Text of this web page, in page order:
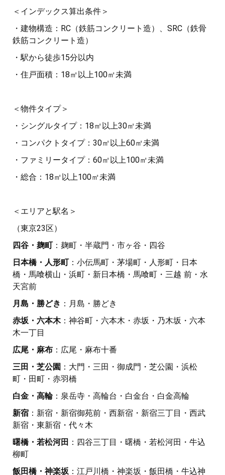
＜インデックス算出条件＞
・建物構造：RC（鉄筋コンクリート造）、SRC（鉄骨
鉄筋コンクリート造）
・駅から徒歩15分以内
・住戸面積：18㎡以上100㎡未満
＜物件タイプ＞
・シングルタイプ：18㎡以上30㎡未満
・コンパクトタイプ：30㎡以上60㎡未満
・ファミリータイプ：60㎡以上100㎡未満
・総合：18㎡以上100㎡未満
＜エリアと駅名＞
（東京23区）
四谷・麹町：麹町・半蔵門・市ヶ谷・四谷
日本橋・人形町：小伝馬町・茅場町・人形町・日本
橋・馬喰横山・浜町・新日本橋・馬喰町・三越 前・水
天宮前
月島・勝どき ：月島・勝どき
赤坂・六本木：神谷町・六本木・赤坂・乃木坂・六本
木一丁目
広尾・麻布 ：広尾・麻布十番
三田・芝公園 ：大門・三田・御成門・芝公園・浜松
町・田町・赤羽橋
白金・高輪：泉岳寺・高輪台・白金台・白金高輪
新宿 ：新宿・新宿御苑前・西新宿・新宿三丁目・西武
新宿・東新宿・代々木
曙橋・若松河田 ：四谷三丁目・曙橋・若松河田・牛込
柳町
飯田橋・神楽坂 ：江戸川橋・神楽坂・飯田橋・牛込神